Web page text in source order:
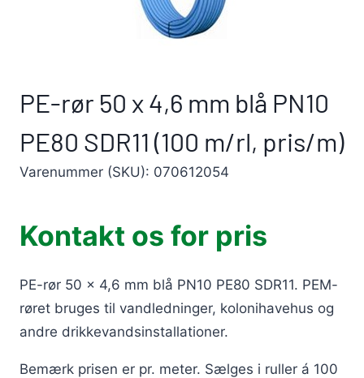
PE-rør 50 x 4,6 mm blå PN10
PE80 SDR11 (100 m/rl, pris/m)
Varenummer (SKU): 070612054
Kontakt os for pris
PE-rør 50 x 4,6 mm blå PN10 PE80 SDR11. PEM-
røret bruges til vandledninger, kolonihavehus og
andre drikkevandsinstallationer.
Bemærk prisen er pr. meter. Sælges i ruller á 100